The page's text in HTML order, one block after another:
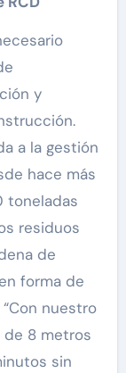
y
a la gestión
hace más
toneladas
residuos
de
forma de
nuestro
8 metros
sin